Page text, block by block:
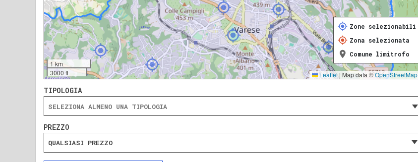
1 km
3000 ft
Leaflet | Map data ©OpenStreetMap
Zone selezionabili
Zona selezionata
Comune limitrofo
TIPOLOGIA
PREZZO
QUALSIASI PREZZO